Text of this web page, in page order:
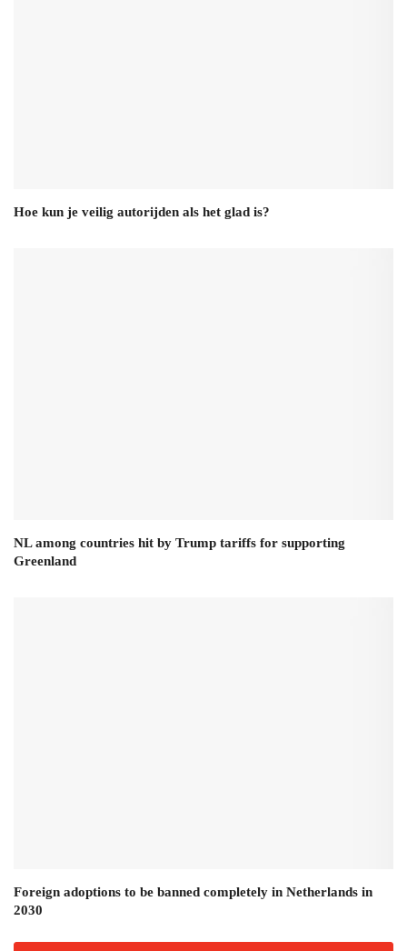
Hoe kun je veilig autorijden als het glad is?
NL among countries hit by Trump tariffs for supporting
Greenland
Foreign adoptions to be banned completely in Netherlands in
2030